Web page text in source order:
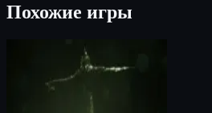
Похожие игры